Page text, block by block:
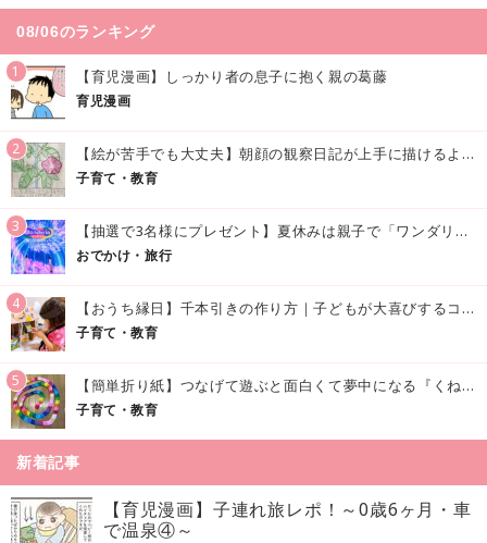
08/06のランキング
1 【育児漫画】しっかり者の息子に抱く親の葛藤
育児漫画
2 【絵が苦手でも大丈夫】朝顔の観察日記が上手に描けるようになる方法｜イラスト付き
子育て・教育
3 【抽選で3名様にプレゼント】夏休みは親子で「ワンダリア横浜」へ！涼しく学んで遊べる話題の没入型施設をご紹介
おでかけ・旅行
4 【おうち縁日】千本引きの作り方｜子どもが大喜びするコツやアイデア♪
子育て・教育
5 【簡単折り紙】つなげて遊ぶと面白くて夢中になる『くねくねへびさんの作り方』
子育て・教育
新着記事
【育児漫画】子連れ旅レポ！～0歳6ヶ月・車
で温泉④～